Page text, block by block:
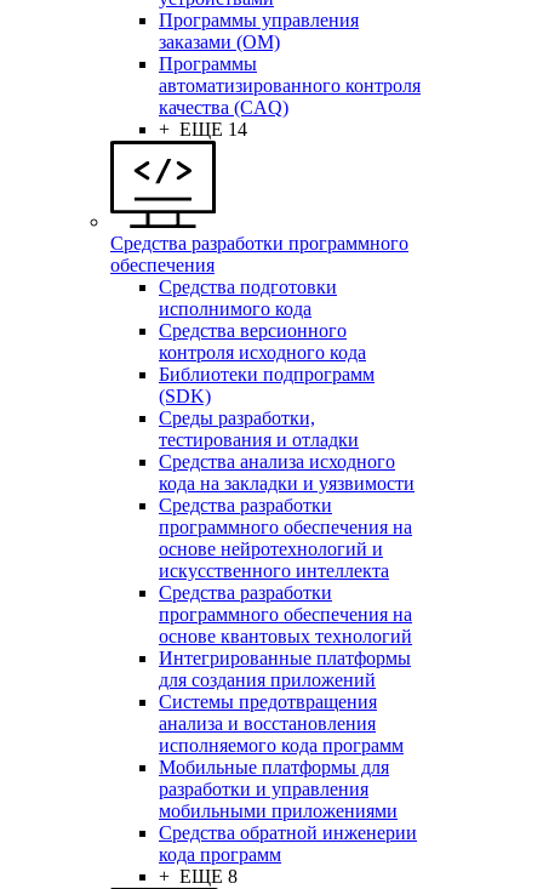
Программы управления
заказами (OM)
Программы
автоматизированного контроля
качества (CAQ)
+ ЕЩЕ 14
Средства разработки программного
обеспечения
Средства подготовки
исполнимого кода
Средства версионного
контроля исходного кода
Библиотеки подпрограмм
(SDK)
Среды разработки,
тестирования и отладки
Средства анализа исходного
кода на закладки и уязвимости
Средства разработки
программного обеспечения на
основе нейротехнологий и
искусственного интеллекта
Средства разработки
программного обеспечения на
основе квантовых технологий
Интегрированные платформы
для создания приложений
Системы предотвращения
анализа и восстановления
исполняемого кода программ
Мобильные платформы для
разработки и управления
мобильными приложениями
Средства обратной инженерии
кода программ
+ ЕЩЕ 8